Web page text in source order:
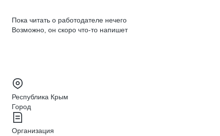
Пока читать о работодателе нечего
Возможно, он скоро что‑то напишет
Республика Крым
Город
Организация